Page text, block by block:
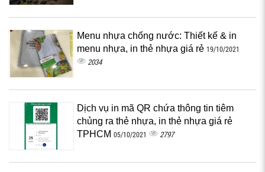
Menu nhựa chống nước: Thiết kế & in
menu nhựa, in thẻ nhựa giá rẻ 19/10/2021
2034
Dịch vụ in mã QR chứa thông tin tiêm
chủng ra thẻ nhựa, in thẻ nhựa giá rẻ
TPHCM 05/10/2021 2797